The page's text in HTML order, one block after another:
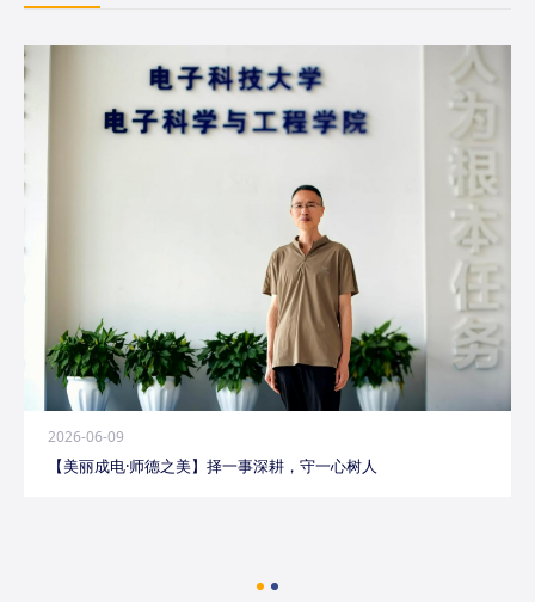
2026-06-09
【美丽成电·师德之美】择一事深耕，守一心树人